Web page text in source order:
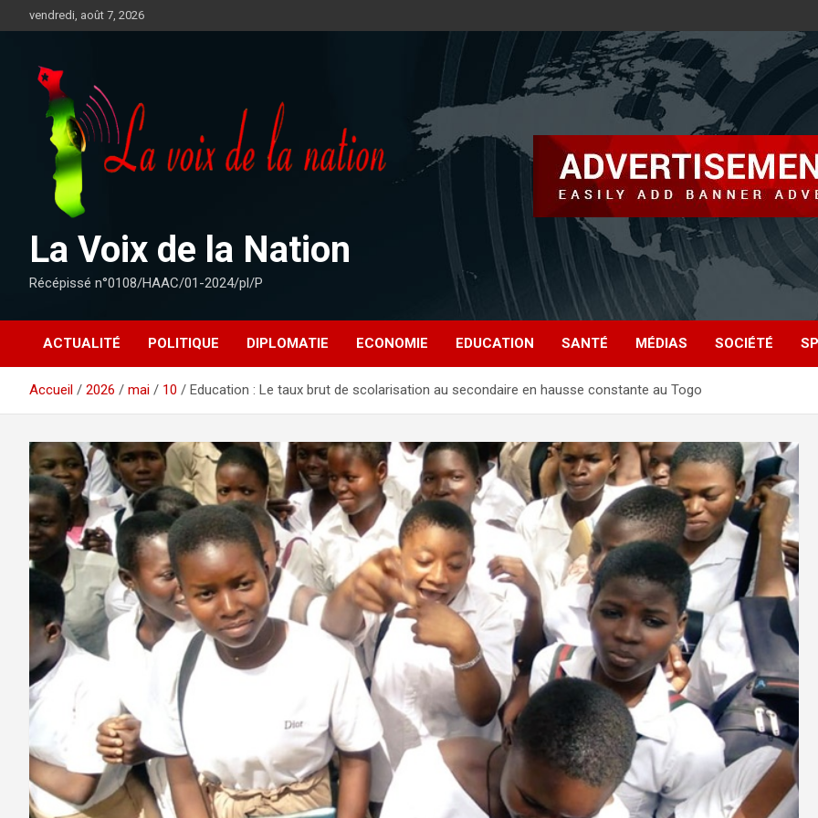
au
vendredi, août 7, 2026
La Voix de la Nation
Récépissé n°0108/HAAC/01-2024/pl/P
ACTUALITÉ POLITIQUE DIPLOMATIE ECONOMIE EDUCATION SANTÉ MÉDIAS SOCIÉTÉ
Accueil 2026 mai 10 Education : Le taux brut de scolarisation au secondaire en hausse constante au Togo